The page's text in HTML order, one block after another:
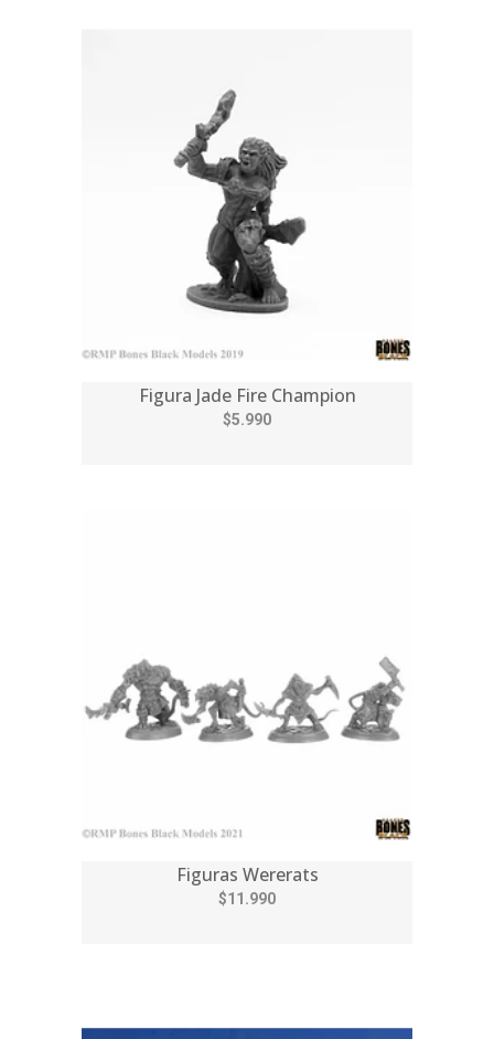
Figura Jade Fire Champion
$5.990
Figuras Wererats
$11.990